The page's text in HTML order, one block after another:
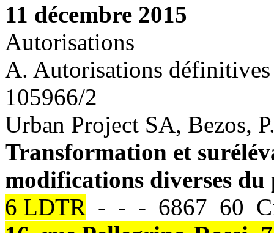
11 décembre 2015
Autorisations
A. Autorisations définitives
105966/2
Urban Project SA, Bezos,
Transformation et
modifications diverses
6 LDTR - - - 6867 60